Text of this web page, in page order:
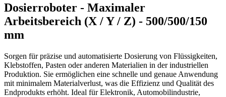
Dosierroboter - Maximaler
Arbeitsbereich (X / Y / Z) - 500/500/150
mm
Sorgen für präzise und automatisierte Dosierung von Flüssigkeiten,
Klebstoffen, Pasten oder anderen Materialien in der industriellen
Produktion. Sie ermöglichen eine schnelle und genaue Anwendung
mit minimalem Materialverlust, was die Effizienz und Qualität des
Endprodukts erhöht. Ideal für Elektronik, Automobilindustrie,